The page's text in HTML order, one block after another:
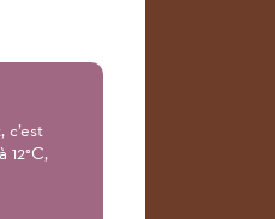
12°C,